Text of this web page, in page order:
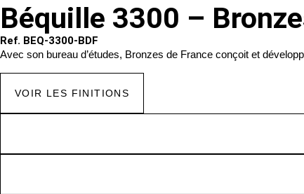
Béquille 3300 –
Ref. BEQ-3300-BDF
Avec son bureau d’études, Bronzes de France conçoit et
VOIR LES FINITIONS